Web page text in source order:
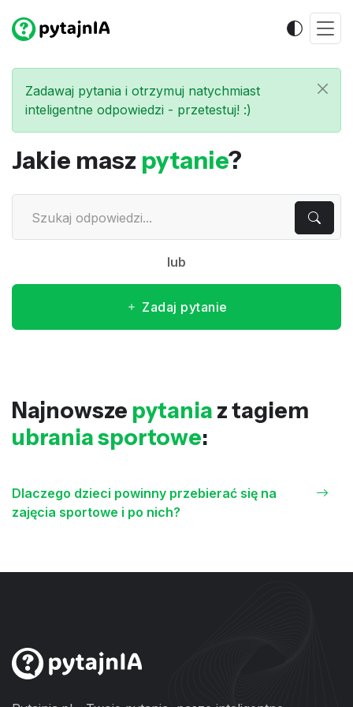
Zadawaj pytania i otrzymuj natychmiast
inteligentne odpowiedzi - przetestuj! :)
Jakie masz pytanie?
lub
Zadaj pytanie
Najnowsze pytania z tagiem
ubrania sportowe:
Dlaczego dzieci powinny przebierać się na
zajęcia sportowe i po nich?